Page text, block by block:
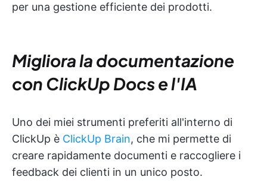
per una gestione efficiente dei prodotti.
Migliora la documentazione
con ClickUp Docs e l'IA
Uno dei miei strumenti preferiti all'interno di
ClickUp è ClickUp Brain, che mi permette di
creare rapidamente documenti e raccogliere i
feedback dei clienti in un unico posto.